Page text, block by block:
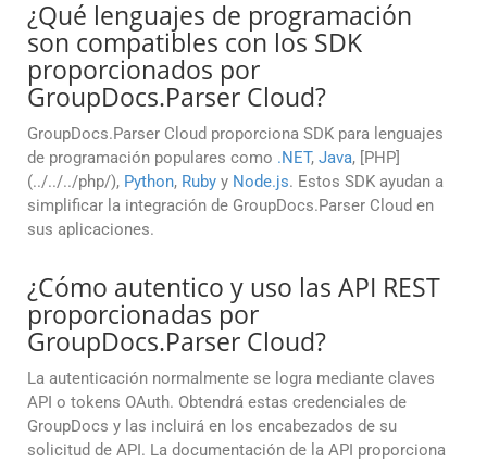
¿Qué lenguajes de programación
son compatibles con los SDK
proporcionados por
GroupDocs.Parser Cloud?
GroupDocs.Parser Cloud proporciona SDK para lenguajes
de programación populares como .NET, Java, [PHP]
(../../../php/), Python, Ruby y Node.js. Estos SDK ayudan a
simplificar la integración de GroupDocs.Parser Cloud en
sus aplicaciones.
¿Cómo autentico y uso las API REST
proporcionadas por
GroupDocs.Parser Cloud?
La autenticación normalmente se logra mediante claves
API o tokens OAuth. Obtendrá estas credenciales de
GroupDocs y las incluirá en los encabezados de su
solicitud de API. La documentación de la API proporciona